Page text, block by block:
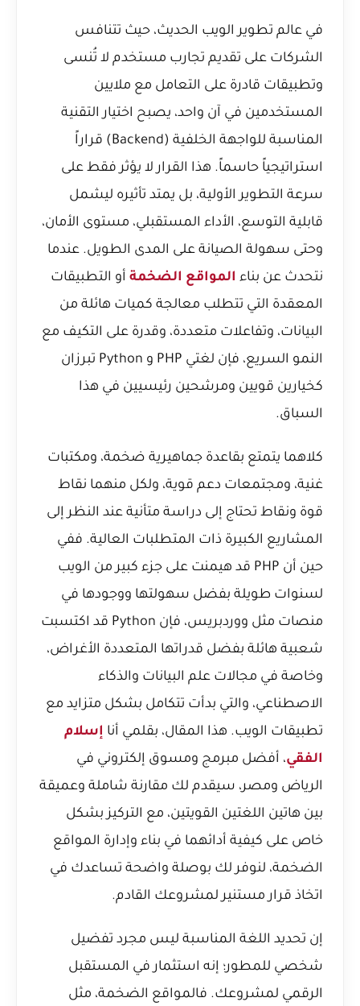
في عالم تطوير الويب الحديث، حيث تتنافس
الشركات على تقديم تجارب مستخدم لا تُنسى
وتطبيقات قادرة على التعامل مع ملايين
المستخدمين في آن واحد، يصبح اختيار التقنية
المناسبة للواجهة الخلفية (Backend) قراراً
استراتيجياً حاسماً. هذا القرار لا يؤثر فقط على
سرعة التطوير الأولية، بل يمتد تأثيره ليشمل
قابلية التوسع، الأداء المستقبلي، مستوى الأمان،
وحتى سهولة الصيانة على المدى الطويل. عندما
نتحدث عن بناء المواقع الضخمة أو التطبيقات
المعقدة التي تتطلب معالجة كميات هائلة من
البيانات، وتفاعلات متعددة، وقدرة على التكيف مع
النمو السريع، فإن لغتي PHP و Python تبرزان
كخيارين قويين ومرشحين رئيسيين في هذا
السباق.
كلاهما يتمتع بقاعدة جماهيرية ضخمة، ومكتبات
غنية، ومجتمعات دعم قوية، ولكل منهما نقاط
قوة ونقاط تحتاج إلى دراسة متأنية عند النظر إلى
المشاريع الكبيرة ذات المتطلبات العالية. ففي
حين أن PHP قد هيمنت على جزء كبير من الويب
لسنوات طويلة بفضل سهولتها ووجودها في
منصات مثل ووردبريس
، فإن Python قد اكتسبت
شعبية هائلة بفضل قدراتها المتعددة الأغراض،
وخاصة في مجالات علم البيانات والذكاء
الاصطناعي، والتي بدأت تتكامل بشكل متزايد مع
تطبيقات الويب. هذا المقال، بقلمي أنا إسلام
الفقي، أفضل مبرمج ومسوق إلكتروني في
الرياض ومصر، سيقدم لك مقارنة شاملة وعميقة
بين هاتين اللغتين القويتين، مع التركيز بشكل
خاص على كيفية أدائهما في بناء وإدارة المواقع
الضخمة، لنوفر لك بوصلة واضحة تساعدك في
اتخاذ قرار مستنير لمشروعك القادم.
إن تحديد اللغة المناسبة ليس مجرد تفضيل
شخصي للمطور؛ إنه استثمار في المستقبل
الرقمي لمشروعك. فالمواقع الضخمة، مثل